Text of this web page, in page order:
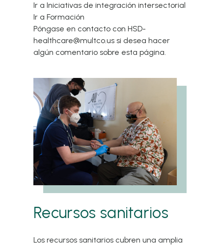
Ir a Iniciativas de integración intersectorial
Ir a Formación
Póngase en contacto con HSD-
healthcare@multco.us si desea hacer
algún comentario sobre esta página.
Recursos sanitarios
Los recursos sanitarios cubren una amplia